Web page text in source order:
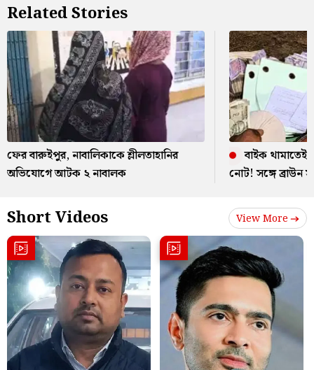
Related Stories
ফের বারুইপুর, নাবালিকাকে শ্লীলতাহানির
অভিযোগে আটক ২ নাবালক
বাইক থামাতেই
নোট! সঙ্গে ব্রাউন
Short Videos View More